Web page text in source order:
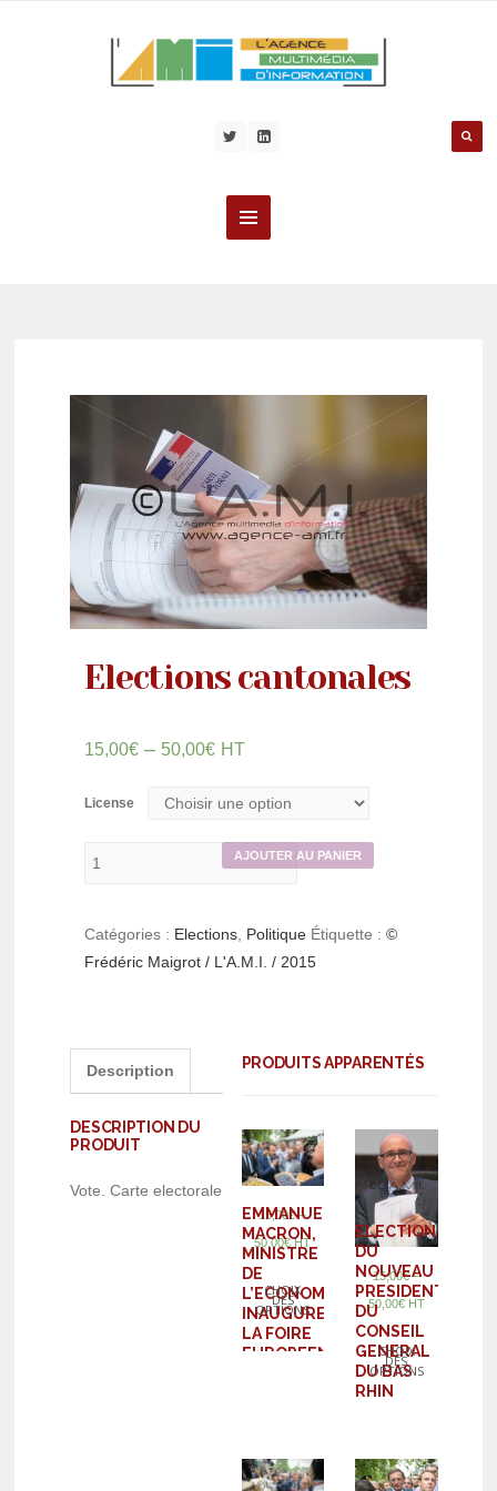
Elections cantonales
15,00€ – 50,00€ HT
License
AJOUTER AU PANIER
Catégories : Elections Politique Étiquette :©
Frédéric Maigrot / L'A.M.I. / 2015
Description
DESCRIPTION DU
PRODUIT
Vote. Carte electorale
PRODUITS APPARENTÉS
EMMANUEL
MACRON,
MINISTRE
DE
L’ECONOMIE,
INAUGURE
LA FOIRE
EUROPEENNE
15,00€–
50,00€ HT
CHOIX
DES
OPTIONS
ELECTION
DU
NOUVEAU
PRESIDENT
DU
CONSEIL
GENERAL
DU BAS
RHIN
15,00€–
50,00€ HT
CHOIX
DES
OPTIONS